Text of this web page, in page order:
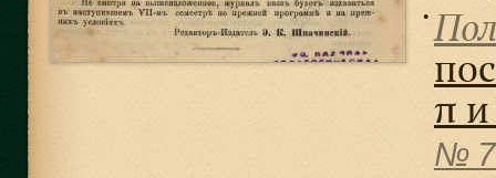
●
π
№